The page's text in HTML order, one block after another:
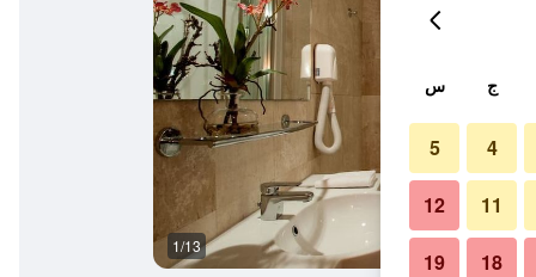
1/13
ج س
4
5
11
12
18
19